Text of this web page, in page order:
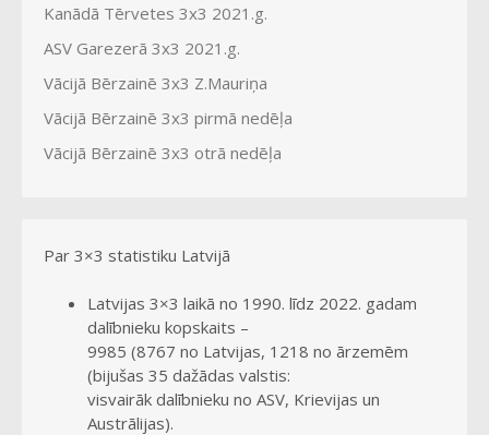
Kanādā Tērvetes 3x3 2021.g.
ASV Garezerā 3x3 2021.g.
Vācijā Bērzainē 3x3 Z.Mauriņa
Vācijā Bērzainē 3x3 pirmā nedēļa
Vācijā Bērzainē 3x3 otrā nedēļa
Par 3×3 statistiku Latvijā
Latvijas 3×3 laikā no 1990. līdz 2022. gadam
dalībnieku kopskaits –
9985 (8767 no Latvijas, 1218 no ārzemēm
(bijušas 35 dažādas valstis:
visvairāk dalībnieku no ASV, Krievijas un
Austrālijas).